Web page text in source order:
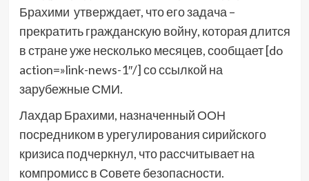
Брахими утверждает, что его задача –
прекратить гражданскую войну, которая длится
в стране уже несколько месяцев, сообщает [do
action=»link-news-1″/] со ссылкой на
зарубежные СМИ.
Лахдар Брахими, назначенный ООН
посредником в урегулирования сирийского
кризиса подчеркнул, что рассчитывает на
компромисс в Совете безопасности.